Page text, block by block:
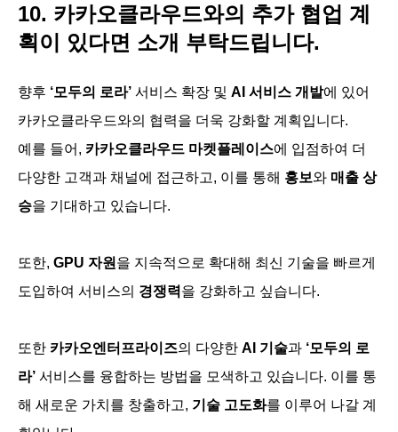
10. 카카오클라우드와의 추가 협업 계
획이 있다면 소개 부탁드립니다.
향후 ‘모두의 로라’ 서비스 확장 및 AI 서비스 개발에 있어
카카오클라우드와의 협력을 더욱 강화할 계획입니다.
예를 들어, 카카오클라우드 마켓플레이스에 입점하여 더
다양한 고객과 채널에 접근하고, 이를 통해 홍보와 매출 상
승을 기대하고 있습니다.
또한, GPU 자원 을 지속적으로 확대해 최신 기술을 빠르게
도입하여 서비스의 경쟁력을 강화하고 싶습니다.
또한 카카오엔터프라이즈의 다양한 AI 기술과 ‘모두의 로
라’ 서비스를 융합하는 방법을 모색하고 있습니다. 이를 통
해 새로운 가치를 창출하고, 기술 고도화를 이루어 나갈 계